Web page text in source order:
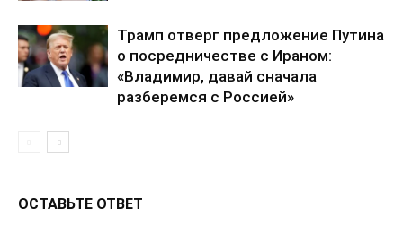
Трамп отверг предложение Путина
о посредничестве с Ираном:
«Владимир, давай сначала
разберемся с Россией»
ОСТАВЬТЕ ОТВЕТ